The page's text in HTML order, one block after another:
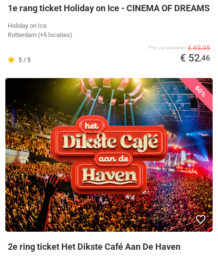
1e rang ticket Holiday on Ice - CINEMA OF DREAMS
Holiday on Ice
Rotterdam (+5 locaties)
5 / 5
Prijs van aanbieder € 69,95
€ 52,46
60%
2e ring ticket Het Dikste Café Aan De Haven